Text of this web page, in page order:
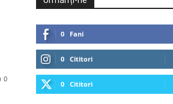
0
0 Fani
0 Cititori
0 Cititori